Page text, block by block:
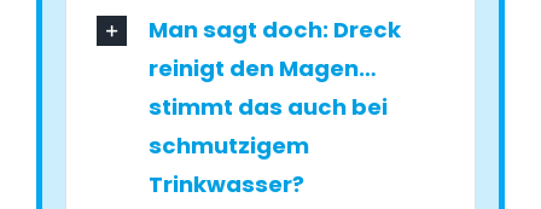
Man sagt doch: Dreck
reinigt den Magen…
stimmt das auch bei
schmutzigem
Trinkwasser?